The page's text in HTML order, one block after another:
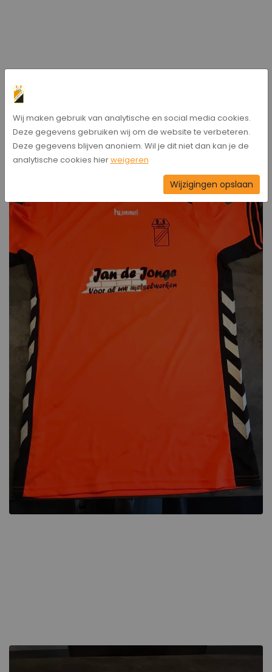
Wij maken gebruik van analytische en social media cookies.
Deze gegevens gebruiken wij om de website te verbeteren.
Deze gegevens blijven anoniem. Wil je dit niet dan kan je de
analytische cookies hierweigeren
Wijzigingen opslaan